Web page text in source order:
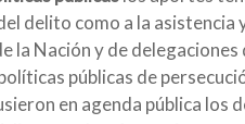
delito como a la asistencia
Nación y de delegaciones
públicas de
en agenda pública los